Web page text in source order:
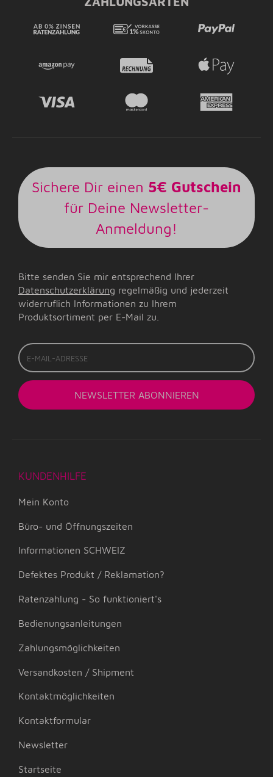
Sichere Dir einen 5€ Gutschein
für Deine Newsletter-
Anmeldung!
Bitte senden Sie mir entsprechend Ihrer
Datenschutzerklärung regelmäßig und jederzeit
widerruflich Informationen zu Ihrem
Produktsortiment per E-Mail zu.
E-
Mail-
Adresse
NEWSLETTER ABONNIEREN
KUNDENHILFE
Mein Konto
Büro- und Öffnungszeiten
Informationen SCHWEIZ
Defektes Produkt / Reklamation?
Ratenzahlung - So funktioniert's
Bedienungsanleitungen
Zahlungsmöglichkeiten
Versandkosten / Shipment
Kontaktmöglichkeiten
Kontaktformular
Newsletter
Startseite